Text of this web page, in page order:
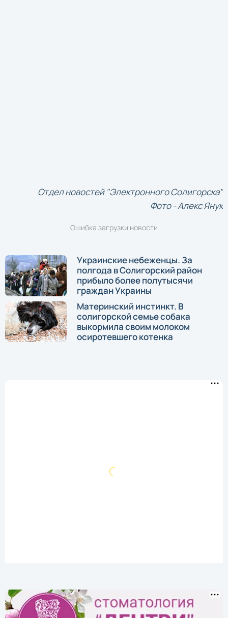
Отдел новостей "Электронного Солигорска"
Фото - Алекс Янук
Ошибка загрузки новости
Украинские небеженцы. За
полгода в Солигорский район
прибыло более полутысячи
граждан Украины
Материнский инстинкт. В
солигорской семье собака
выкормила своим молоком
осиротевшего котенка